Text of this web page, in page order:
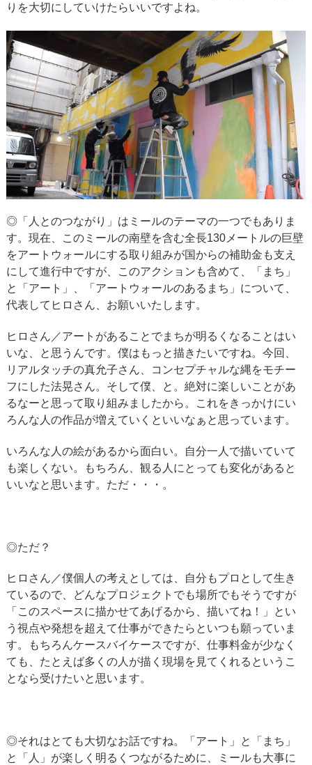
りを大切にしていけたらいいですよね。
◎「人とのつながり」はミールのテーマの一つでもありま
す。現在、このミールの南壁を含む全長130メートルの巨壁
をアートウォールにする取り組みが国からの補助金も支え
にして進行中ですが、このアクションも含めて、「まち」
と「アート」、「アートウォールのあるまち」について、
代表してヒロさん、お願いいたします。
ヒロさん／アートがあることでまちが明るくなることはい
いな、と思うんです。僕はもっと描きたいですね。今回、
リアルタッチの真允子さん、コンセプチャルな縄をモチー
フにした法晃さん。そして僕、と。絶対に楽しいことがあ
るなーと思って取り組みましたから。これをきっかけにい
ろんな人の作品が増えていくといいなぁと思っています。
いろんな人の絵があるから面白い。自分一人で描いていて
も楽しくない。もちろん、観る人にとっても変化があると
いいなと思います。ただ・・・。
◎ただ？
ヒロさん／僕個人の考えとしては、自分もプロとして生き
ているので、どんなプロジェクトでも場所でもそうですが
「このスペースに描かせてあげるから、描いてね！」とい
う視点や発想を超えて仕事ができたらといつも願っていま
す。もちろんケースバイケースですが、仕事料金が少なく
ても、たとえば多くの人が描く現場を見てくれるというこ
となら受けたいと思います。
◎それはとても大切なお話ですね。「アート」と「まち」
と「人」が楽しく明るくつながるために、ミールも大事に